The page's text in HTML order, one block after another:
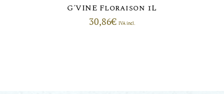
G´VINE Floraison 1L
30,86€ IVA incl.